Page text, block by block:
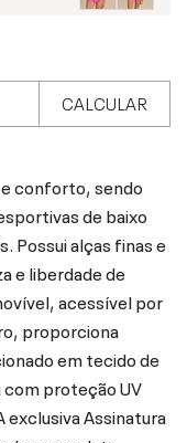
CALCULAR
conforto, sendo
de baixo
Possui alças finas e
e liberdade de
acessível por
proporciona
em tecido de
proteção UV
exclusiva Assinatura